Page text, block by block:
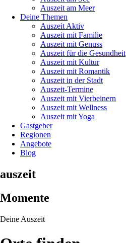
Auszeit am Meer
Deine Themen
Auszeit Aktiv
Auszeit mit Familie
Auszeit mit Genuss
Auszeit für die Gesundheit
Auszeit mit Kultur
Auszeit mit Romantik
Auszeit in der Stadt
Auszeit-Termine
Auszeit mit Vierbeinern
Auszeit mit Wellness
Auszeit mit Yoga
Gastgeber
Regionen
Angebote
Blog
auszeit
Momente
Deine Auszeit